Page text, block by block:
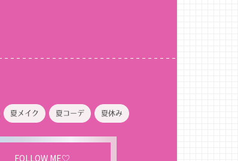
夏メイク 夏コーデ 夏休み
FOLLOW ME♡